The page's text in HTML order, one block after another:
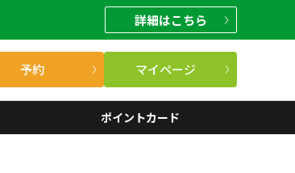
詳細はこちら
予約 マイページ
ポイントカード